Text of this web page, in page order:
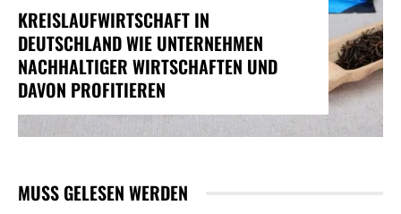
KREISLAUFWIRTSCHAFT IN
DEUTSCHLAND WIE UNTERNEHMEN
NACHHALTIGER WIRTSCHAFTEN UND
DAVON PROFITIEREN
MUSS GELESEN WERDEN